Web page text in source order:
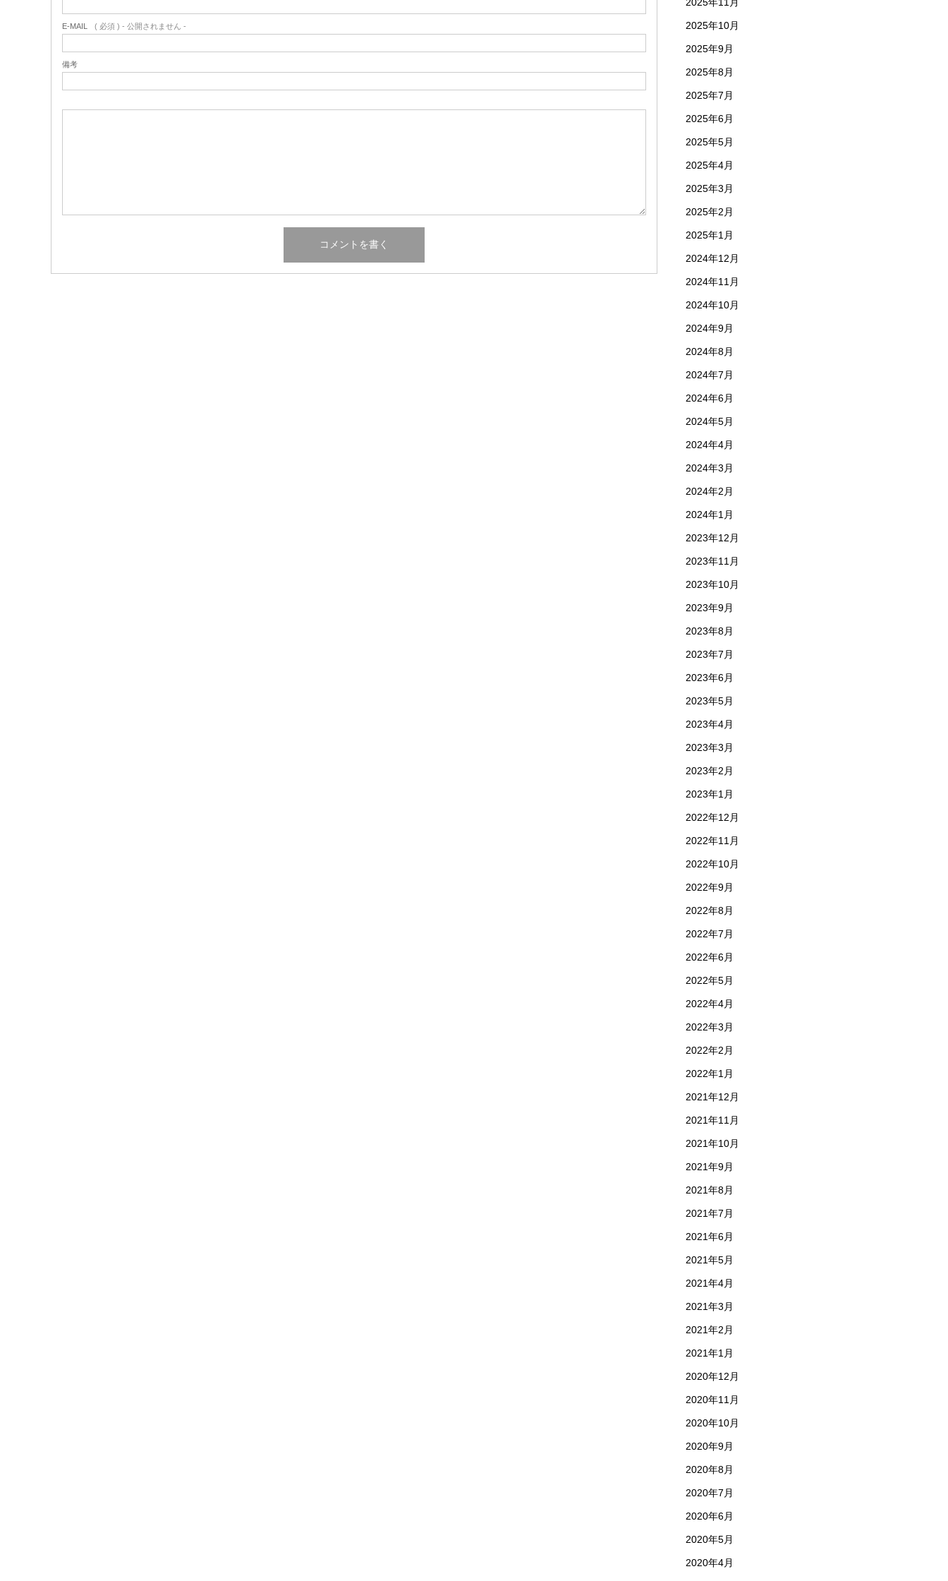
E-MAIL ( 必須 ) - 公開されません -
備考
2025年10月
2025年9月
2025年8月
2025年7月
2025年6月
2025年5月
2025年4月
2025年3月
2025年2月
2025年1月
2024年12月
2024年11月
2024年10月
2024年9月
2024年8月
2024年7月
2024年6月
2024年5月
2024年4月
2024年3月
2024年2月
2024年1月
2023年12月
2023年11月
2023年10月
2023年9月
2023年8月
2023年7月
2023年6月
2023年5月
2023年4月
2023年3月
2023年2月
2023年1月
2022年12月
2022年11月
2022年10月
2022年9月
2022年8月
2022年7月
2022年6月
2022年5月
2022年4月
2022年3月
2022年2月
2022年1月
2021年12月
2021年11月
2021年10月
2021年9月
2021年8月
2021年7月
2021年6月
2021年5月
2021年4月
2021年3月
2021年2月
2021年1月
2020年12月
2020年11月
2020年10月
2020年9月
2020年8月
2020年7月
2020年6月
2020年5月
2020年4月